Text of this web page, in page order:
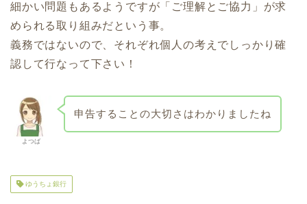
細かい問題もあるようですが「ご理解とご協力」が求
められる取り組みだという事。
義務ではないので、それぞれ個人の考えでしっかり確
認して行なって下さい！
よつば
申告することの大切さはわかりましたね
ゆうちょ銀行